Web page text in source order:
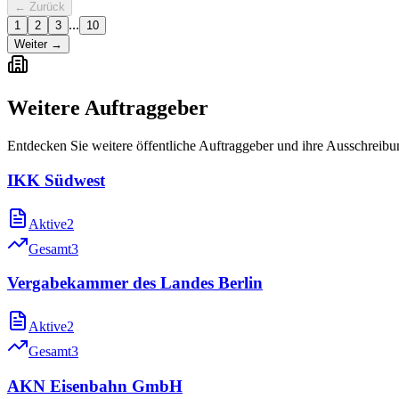
← Zurück
1
2 3 ...
10
Weiter →
Weitere Auftraggeber
Entdecken Sie weitere öffentliche Auftraggeber und ihre
IKK Südwest
Aktive2
Gesamt3
Vergabekammer des Landes Berlin
Aktive2
Gesamt3
AKN Eisenbahn GmbH